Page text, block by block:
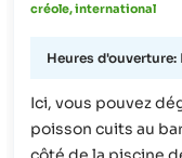
créole, international
Heures d'ouverture:
Ici, vous pouvez
poisson cuits au